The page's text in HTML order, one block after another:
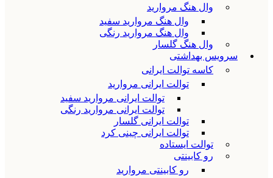
وال هنگ مروارید
وال هنگ مروارید سفید
وال هنگ مروارید رنگی
وال هنگ گلسار
سرویس بهداشتی
کاسه توالت ایرانی
توالت ایرانی مروارید
توالت ایرانی مروارید سفید
توالت ایرانی مروارید رنگی
توالت ایرانی گلسار
توالت ایرانی چینی کرد
توالت ایستاده
رو کابینتی
رو کابینتی مروارید